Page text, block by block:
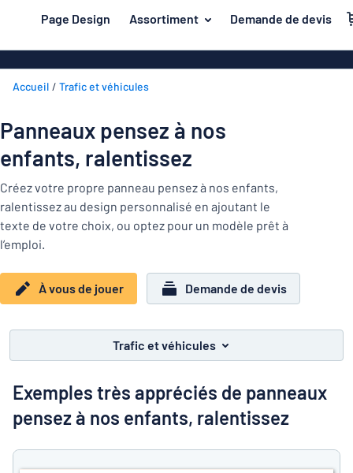
principal
Page Design Assortiment Demande de devis
Secteur
Marquage
Bureau et lieu de travail
Construction et électricité
Industrie et fabrication
Trafic et véhicules
Montrer toutes les catégories
Autocollants
Plaques en
Les
plus
demandés
Matière
Secteur
Maison
et
intérieur
Marquage
Bureau
et
travail
Montrer toutes les catégories
Demande
de
devis
Se
connecter
Service
au
de jouer
Accueil Trafic et véhicules
Panneaux pensez à nos
enfants, ralentissez
Créez votre propre panneau pensez à nos enfants,
ralentissez au design personnalisé en ajoutant le
texte de votre choix, ou optez pour un modèle prêt à
l’emploi.
À vous de jouer Demande de devis
Trafic et véhicules
Exemples très appréciés de panneaux
pensez à nos enfants, ralentissez